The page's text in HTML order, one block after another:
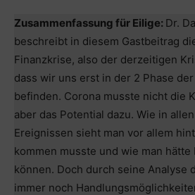
Zusammenfassung für Eilige: Dr.
beschreibt in diesem Gastbeitrag
Finanzkrise, also der derzeitigen
dass wir uns erst in der 2 Phase
befinden. Corona musste nicht die
aber das Potential dazu. Wie in
Ereignissen sieht man vor allem
kommen musste und wie man
können. Doch durch seine Analyse
immer noch